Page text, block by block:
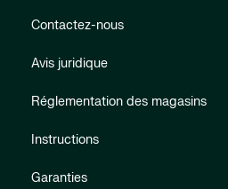
Contactez-nous
Avis juridique
Réglementation des magasins
Instructions
Garanties